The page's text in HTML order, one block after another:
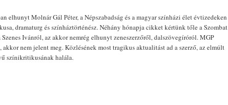
elhunyt Molnár Gál Péter, a Népszabadság és a magyar színházi élet évtizedeken
dramaturg és színháztörténész. Néhány hónapja cikket kértünk tőle a Szombat
Szenes Ivánról, az akkor nemrég elhunyt zeneszerzőről, dalszövegíróról. MGP
akkor nem jelent meg. Közlésének most tragikus aktualitást ad a szerző, az elmúlt
színikritikusának halála.